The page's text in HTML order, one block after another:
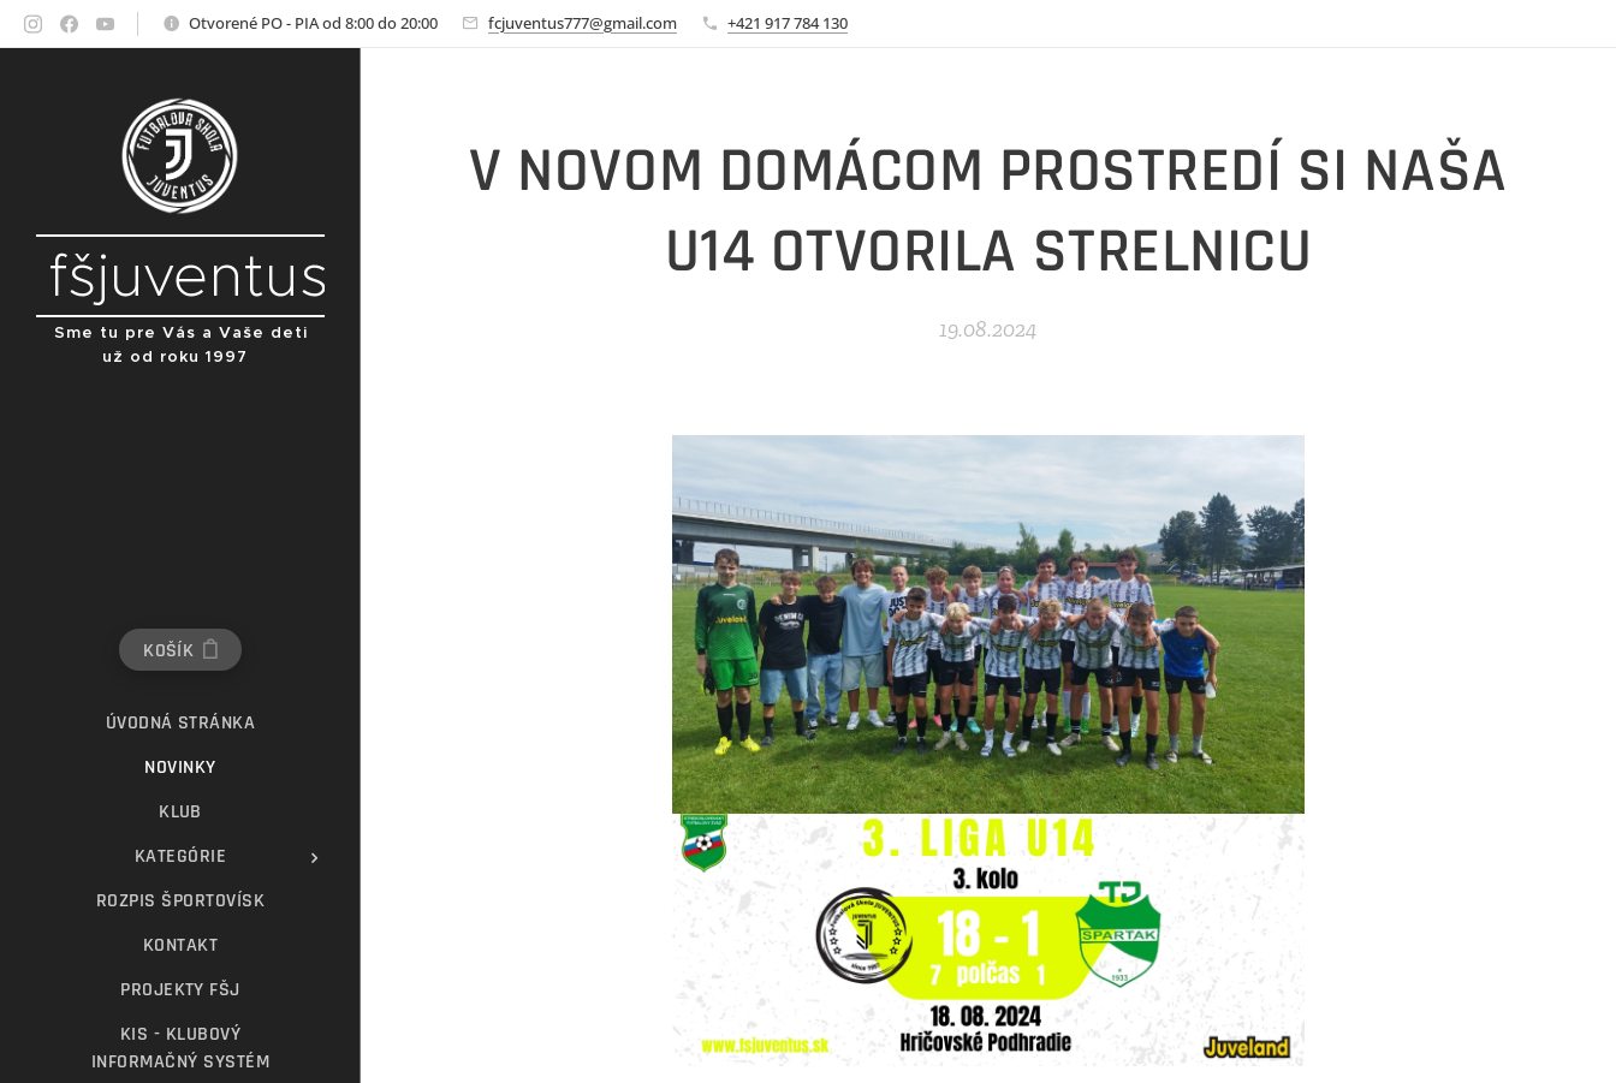
Otvorené PO - PIA od 8:00 do 20:00 fcjuventus777@gmail.com +421 917 784 130
fšjuventus
Sme tu pre Vás a Vaše deti
už od roku 1997
KOŠÍK
ÚVODNÁ STRÁNKA
NOVINKY
KLUB
KATEGÓRIE
ROZPIS ŠPORTOVÍSK
KONTAKT
PROJEKTY FŠJ
KIS - KLUBOVÝ
INFORMAČNÝ SYSTÉM
V NOVOM DOMÁCOM PROSTREDÍ SI NAŠA
U14 OTVORILA STRELNICU
19.08.2024